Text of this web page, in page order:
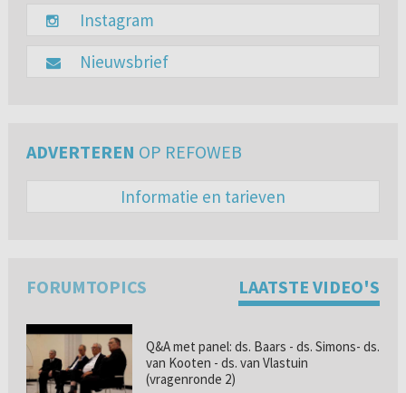
Instagram
Nieuwsbrief
ADVERTEREN OP REFOWEB
Informatie en tarieven
FORUMTOPICS LAATSTE VIDEO'S
Q&A met panel: ds. Baars - ds. Simons- ds.
van Kooten - ds. van Vlastuin
(vragenronde 2)